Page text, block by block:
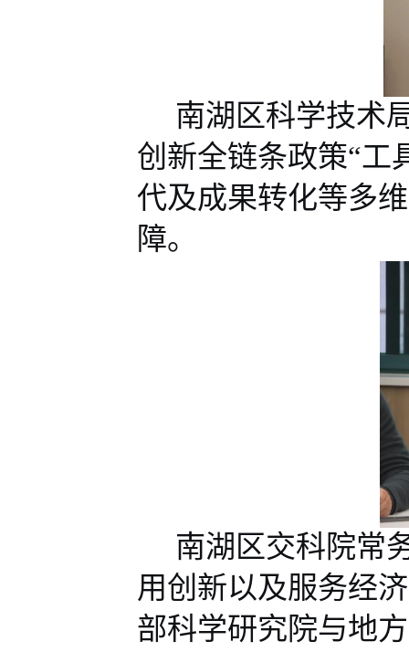
南湖区科学技术
创新全链条政策“工
代及成果转化等多
障。
南湖区交科院常
用创新以及服务经
部科学研究院与地